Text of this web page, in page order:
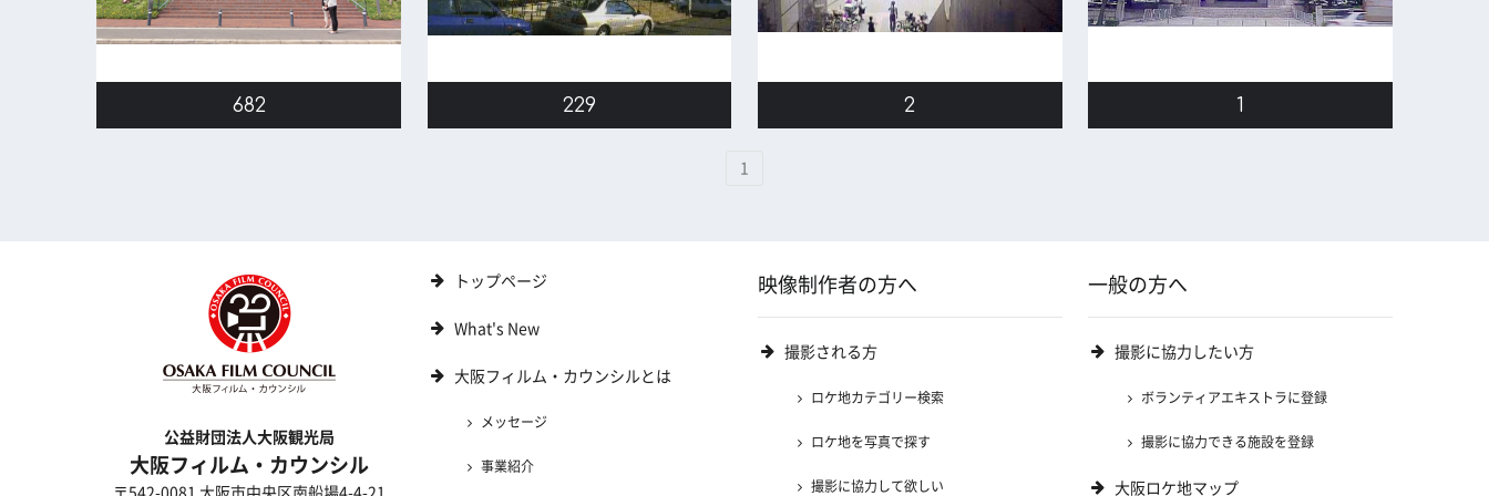
682 229 2 1
1
公益財団法人大阪観光局
大阪フィルム・カウンシル
〒542-0081 大阪市中央区南船場4-4-21
トップページ
What's New
大阪フィルム・カウンシルとは
メッセージ
事業紹介
映像制作者の方へ
撮影される方
ロケ地カテゴリー検索
ロケ地を写真で探す
撮影に協力して欲しい
一般の方へ
撮影に協力したい方
ボランティアエキストラに登録
撮影に協力できる施設を登録
大阪ロケ地マップ